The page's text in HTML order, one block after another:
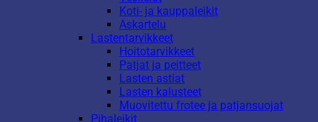
Koti- ja kauppaleikit
Askartelu
Lastentarvikkeet
Hoitotarvikkeet
Patjat ja peitteet
Lasten astiat
Lasten kalusteet
Muovitettu frotee ja patjansuojat
Pihaleikit